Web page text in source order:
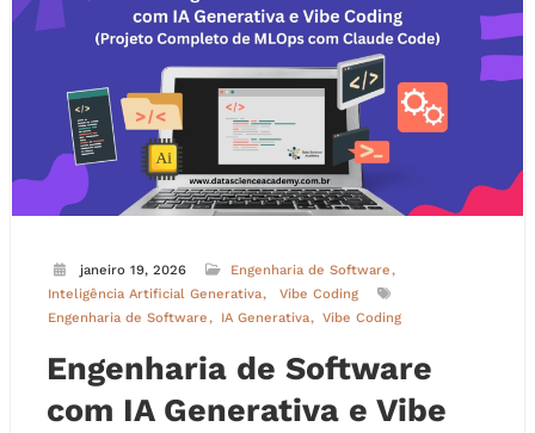
janeiro 19, 2026
Engenharia de Software
Inteligência Artificial Generativa
Vibe Coding
Engenharia de Software
IA Generativa Vibe Coding
Engenharia de Software
com IA Generativa e Vibe